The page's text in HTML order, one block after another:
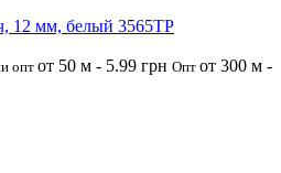
12 мм, белый 3565ТР
опт от 50 м - 5.99 грн Опт от 300 м -